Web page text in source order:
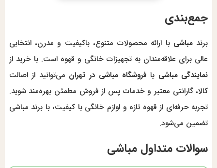
جمع‌بندی
برند مباشی با ارائه محصولات متنوع، باکیفیت و مدرن، انتخابی
عالی برای علاقه‌مندان به تجهیزات خانگی و قهوه است. با خرید از
نمایندگی مباشی یا فروشگاه مباشی در تهران می‌توانید از اصالت
کالا، گارانتی معتبر و خدمات پس از فروش مطمئن بهره‌مند شوید.
تجربه حرفه‌ای از قهوه تازه و لوازم خانگی با کیفیت، با برند مباشی
تضمین می‌شود.
سوالات متداول مباشی